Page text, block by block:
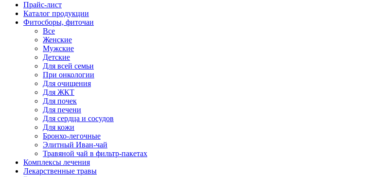
Прайс-лист
Каталог продукции
Фитосборы, фиточаи
Все
Женские
Мужские
Детские
Для всей семьи
При онкологии
Для очищения
Для ЖКТ
Для почек
Для печени
Для сердца и сосудов
Для кожи
Бронхо-легочные
Элитный Иван-чай
Травяной чай в фильтр-пакетах
Комплексы лечения
Лекарственные травы